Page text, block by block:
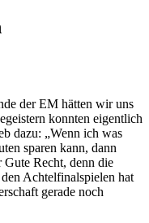
der EM hätten wir uns
konnten eigentlich
dazu: „Wenn ich was
sparen kann, dann
Gute Recht, denn die
Achtelfinalspielen hat
gerade noch